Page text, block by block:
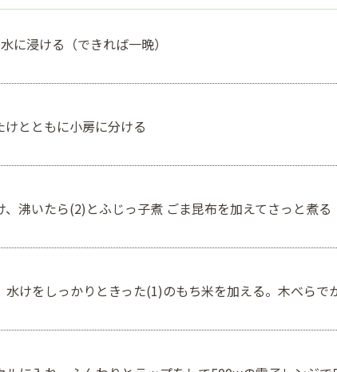
に浸ける（できれば一晩）
とともに小房に分ける
沸いたら(2)とふじっ子煮 ごま昆布を加えてさっと煮る
けをしっかりときった(1)のもち米を加える。木べらで